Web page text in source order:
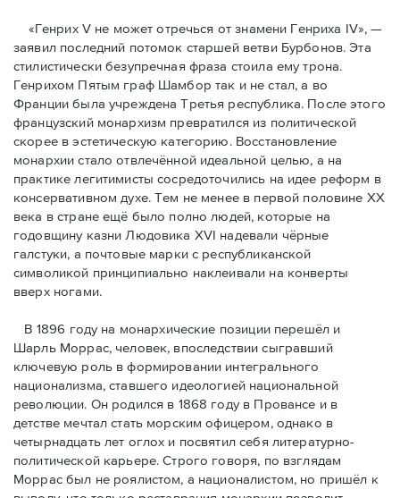
«Генрих V не может отречься от знамени Генриха IV», —
заявил последний потомок старшей ветви Бурбонов. Эта
стилистически безупречная фраза стоила ему трона.
Генрихом Пятым граф Шамбор так и не стал, а во
Франции была учреждена Третья республика. После этого
французский монархизм превратился из политической
скорее в эстетическую категорию. Восстановление
монархии стало отвлечённой идеальной целью, а на
практике легитимисты сосредоточились на идее реформ в
консервативном духе. Тем не менее в первой половине ХХ
века в стране ещё было полно людей, которые на
годовщину казни Людовика XVI надевали чёрные
галстуки, а почтовые марки с республиканской
символикой принципиально наклеивали на конверты
вверх ногами.
В 1896 году на монархические позиции перешёл и
Шарль Моррас, человек, впоследствии сыгравший
ключевую роль в формировании интегрального
национализма, ставшего идеологией национальной
революции. Он родился в 1868 году в Провансе и в
детстве мечтал стать морским офицером, однако в
четырнадцать лет оглох и посвятил себя литературно-
политической карьере. Строго говоря, по взглядам
Моррас был не роялистом, а националистом, но пришёл к